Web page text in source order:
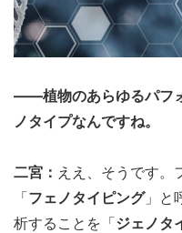
――植物のあらゆるパフ
ノタイプなんですね。
二宮： ええ、そうです。
「フェノタイピング」と
析することを「ジェノタ